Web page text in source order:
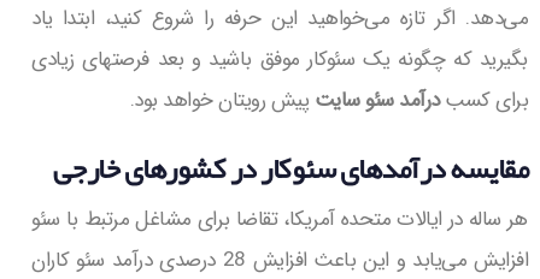
می‌دهد. اگر تازه می‌خواهید این حرفه را شروع کنید، ابتدا یاد
بگیرید که چگونه یک سئوکار موفق باشید و بعد فرصتهای‌ زیادی
برای کسبدرآمد سئو سایت پیش رویتان خواهد بود.
‌مقایسه درآمدهای سئوکار در کشورهای خارجی
هر ساله در ایالات متحده آمریکا، تقاضا برای مشاغل مرتبط با سئو
افزایش می‌یابد و این باعث افزایش 28 درصدی درآمد سئو کاران